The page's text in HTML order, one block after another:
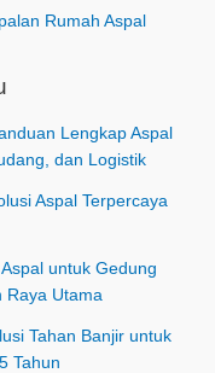
Rumah Aspal
Lengkap Aspal
dan Logistik
Aspal Terpercaya
untuk Gedung
Raya Utama
Tahan Banjir untuk
Tahun